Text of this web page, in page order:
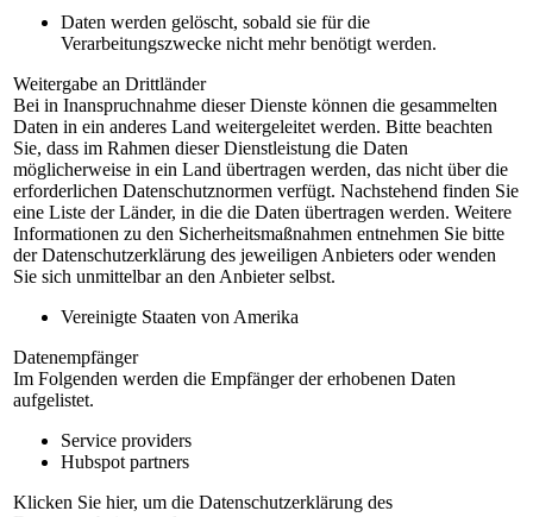
Daten werden gelöscht, sobald sie für die
Verarbeitungszwecke nicht mehr benötigt werden.
Weitergabe an Drittländer
Bei in Inanspruchnahme dieser Dienste können die gesammelten
Daten in ein anderes Land weitergeleitet werden. Bitte beachten
Sie, dass im Rahmen dieser Dienstleistung die Daten
möglicherweise in ein Land übertragen werden, das nicht über die
erforderlichen Datenschutznormen verfügt. Nachstehend finden Sie
eine Liste der Länder, in die die Daten übertragen werden. Weitere
Informationen zu den Sicherheitsmaßnahmen entnehmen Sie bitte
der Datenschutzerklärung des jeweiligen Anbieters oder wenden
Sie sich unmittelbar an den Anbieter selbst.
Vereinigte Staaten von Amerika
Datenempfänger
Im Folgenden werden die Empfänger der erhobenen Daten
aufgelistet.
Service providers
Hubspot partners
Klicken Sie hier, um die Datenschutzerklärung des